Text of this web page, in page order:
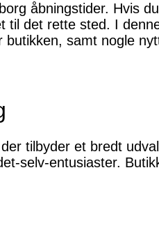
åbningstider. Hvis
det rette sted. I
butikken, samt nogle
tilbyder et bredt
selv-entusiaster.